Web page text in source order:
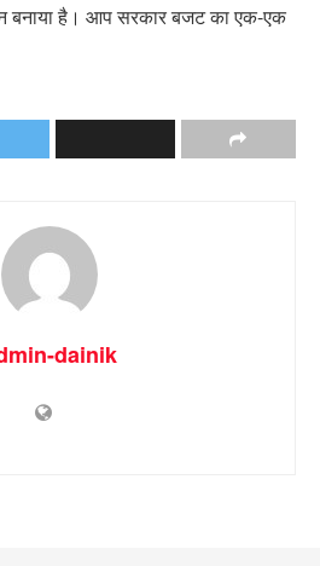
बनाया है। आप सरकार बजट का एक-एक
dainik